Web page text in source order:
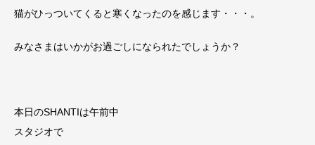
猫がひっついてくると寒くなったのを感じます・・・。
みなさまはいかがお過ごしになられたでしょうか？
本日のSHANTIは午前中
スタジオで